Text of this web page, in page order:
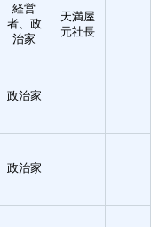
経営
者、政
治家
天満屋
元社長
政治家
政治家